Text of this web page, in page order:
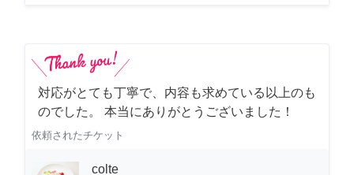
対応がとても丁寧で、内容も求めている以上のも
のでした。 本当にありがとうございました！
依頼されたチケット
colte